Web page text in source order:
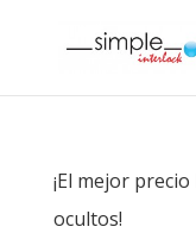
¡El mejor
ocultos!